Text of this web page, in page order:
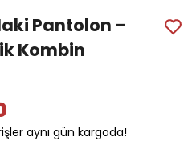
Pantolon –
Kombin
aynı gün kargoda!